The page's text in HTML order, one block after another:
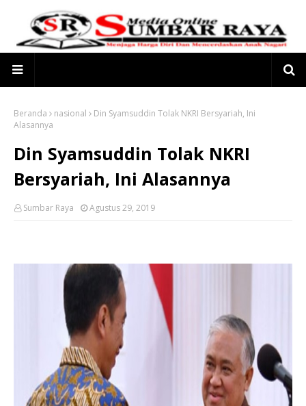
Beranda nasional
Din Syamsuddin Tolak NKRI Bersyariah, Ini
Alasannya
Din Syamsuddin Tolak NKRI
Bersyariah, Ini Alasannya
Sumbar Raya Agustus 29, 2019